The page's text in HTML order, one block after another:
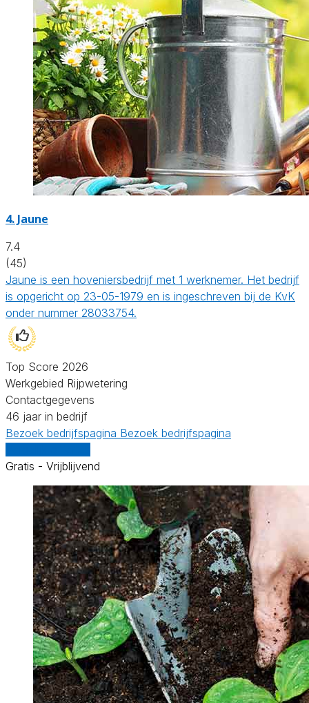
4. Jaune
7.4
(45)
Jaune is een hoveniersbedrijf met 1 werknemer. Het bedrijf
is opgericht op 23-05-1979 en is ingeschreven bij de KvK
onder nummer 28033754.
Top Score 2026
Werkgebied Rijpwetering
Contactgegevens
46 jaar in bedrijf
Bezoek bedrijfspagina Bezoek bedrijfspagina
Gratis - Vrijblijvend